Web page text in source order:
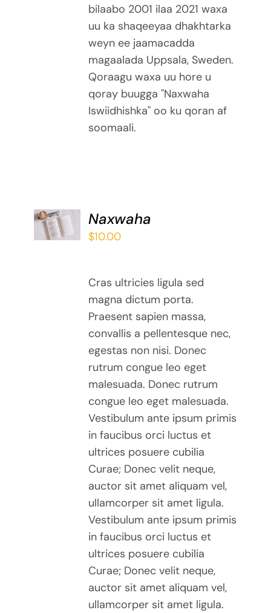
bilaabo 2001 ilaa 2021 waxa
uu ka shaqeeyaa dhakhtarka
weyn ee jaamacadda
magaalada Uppsala, Sweden.
Qoraagu waxa uu hore u
qoray buugga "Naxwaha
Iswiidhishka" oo ku qoran af
soomaali.
ADD TO
BASKET
/
Naxwaha
$10.00
Cras ultricies ligula sed
magna dictum porta.
Praesent sapien massa,
convallis a pellentesque nec,
egestas non nisi. Donec
rutrum congue leo eget
malesuada. Donec rutrum
congue leo eget malesuada.
Vestibulum ante ipsum primis
in faucibus orci luctus et
ultrices posuere cubilia
Curae; Donec velit neque,
auctor sit amet aliquam vel,
ullamcorper sit amet ligula.
Vestibulum ante ipsum primis
in faucibus orci luctus et
ultrices posuere cubilia
Curae; Donec velit neque,
auctor sit amet aliquam vel,
ullamcorper sit amet ligula.